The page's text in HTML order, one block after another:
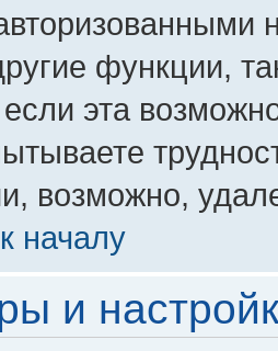
функции,
эта
возможно,
началу
и